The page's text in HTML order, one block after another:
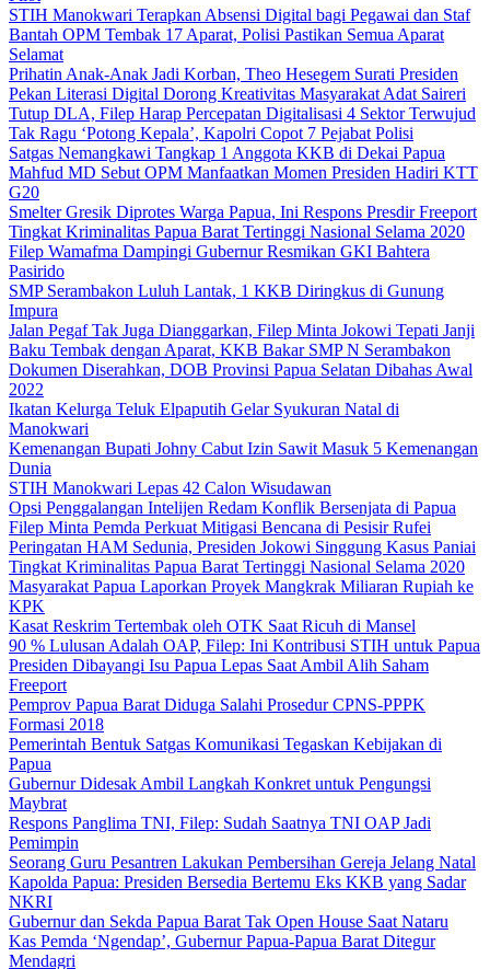
STIH Manokwari Terapkan Absensi Digital bagi Pegawai dan Staf
Bantah OPM Tembak 17 Aparat, Polisi Pastikan Semua Aparat
Selamat
Prihatin Anak-Anak Jadi Korban, Theo Hesegem Surati Presiden
Pekan Literasi Digital Dorong Kreativitas Masyarakat Adat Saireri
Tutup DLA, Filep Harap Percepatan Digitalisasi 4 Sektor Terwujud
Tak Ragu ‘Potong Kepala’, Kapolri Copot 7 Pejabat Polisi
Satgas Nemangkawi Tangkap 1 Anggota KKB di Dekai Papua
Mahfud MD Sebut OPM Manfaatkan Momen Presiden Hadiri KTT
G20
Smelter Gresik Diprotes Warga Papua, Ini Respons Presdir Freeport
Tingkat Kriminalitas Papua Barat Tertinggi Nasional Selama 2020
Filep Wamafma Dampingi Gubernur Resmikan GKI Bahtera
Pasirido
SMP Serambakon Luluh Lantak, 1 KKB Diringkus di Gunung
Impura
Jalan Pegaf Tak Juga Dianggarkan, Filep Minta Jokowi Tepati Janji
Baku Tembak dengan Aparat, KKB Bakar SMP N Serambakon
Dokumen Diserahkan, DOB Provinsi Papua Selatan Dibahas Awal
2022
Ikatan Kelurga Teluk Elpaputih Gelar Syukuran Natal di
Manokwari
Kemenangan Bupati Johny Cabut Izin Sawit Masuk 5 Kemenangan
Dunia
STIH Manokwari Lepas 42 Calon Wisudawan
Opsi Penggalangan Intelijen Redam Konflik Bersenjata di Papua
Filep Minta Pemda Perkuat Mitigasi Bencana di Pesisir Rufei
Peringatan HAM Sedunia, Presiden Jokowi Singgung Kasus Paniai
Tingkat Kriminalitas Papua Barat Tertinggi Nasional Selama 2020
Masyarakat Papua Laporkan Proyek Mangkrak Miliaran Rupiah ke
KPK
Kasat Reskrim Tertembak oleh OTK Saat Ricuh di Mansel
90 % Lulusan Adalah OAP, Filep: Ini Kontribusi STIH untuk Papua
Presiden Dibayangi Isu Papua Lepas Saat Ambil Alih Saham
Freeport
Pemprov Papua Barat Diduga Salahi Prosedur CPNS-PPPK
Formasi 2018
Pemerintah Bentuk Satgas Komunikasi Tegaskan Kebijakan di
Papua
Gubernur Didesak Ambil Langkah Konkret untuk Pengungsi
Maybrat
Respons Panglima TNI, Filep: Sudah Saatnya TNI OAP Jadi
Pemimpin
Seorang Guru Pesantren Lakukan Pembersihan Gereja Jelang Natal
Kapolda Papua: Presiden Bersedia Bertemu Eks KKB yang Sadar
NKRI
Gubernur dan Sekda Papua Barat Tak Open House Saat Nataru
Kas Pemda ‘Ngendap’, Gubernur Papua-Papua Barat Ditegur
Mendagri